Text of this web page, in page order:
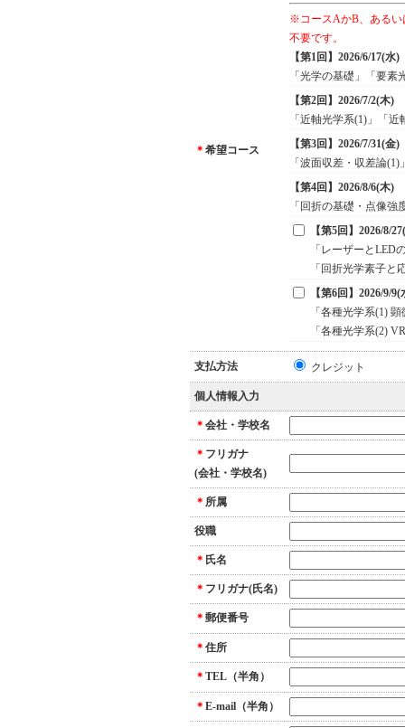
＊ 希望コース
※コースAかB、あるい
不要です。
【第1回】2026/6/17(水)
「光学の基礎」「要素
【第2回】2026/7/2(木)
「近軸光学系(1)」「
【第3回】2026/7/31(金)
「波面収差・収差論
【第4回】2026/8/6(木)
「回折の基礎・点像
【第5回】2026/8/
「レーザーとLED
「回折光学素子と
【第6回】2026/9/9(
「各種光学系(1)
「各種光学系(2)
支払方法 クレジット
個人情報入力
＊ 会社・学校名
＊ フリガナ
(会社・学校名)
＊ 所属
役職
＊ 氏名
＊ フリガナ(氏名)
＊ 郵便番号
＊ 住所
＊ TEL（半角）
＊ E-mail（半角）